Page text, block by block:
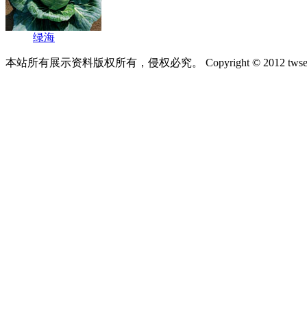
绿海
本站所有展示资料版权所有，侵权必究。 Copyright © 2012